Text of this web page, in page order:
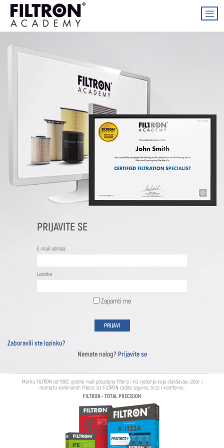
PRIJAVITE SE
E-mail adresa
Lozinka
Zapamti me
Zaboravili ste lozinku?
Nemate nalog? Prijavite se
Marka FILTRON od 1982. godine nudi pouzdane filtere i niz rješenja koja olakšavaju izbor i
montažu konkretnih filtera. Uz FILTRON radite sigurno, brzo i komforno.
FILTRON - TOTAL PRECISION